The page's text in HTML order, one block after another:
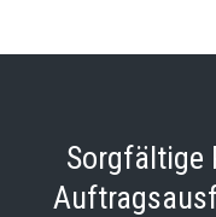
Sorgfältige